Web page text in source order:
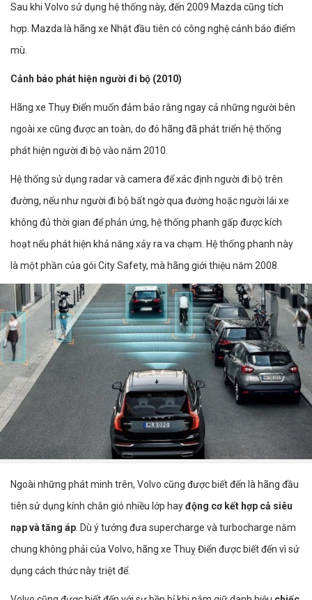
Sau khi Volvo sử dụng hệ thống này, đến 2009 Mazda cũng tích
hợp. Mazda là hãng xe Nhật đầu tiên có công nghệ cảnh báo điểm
mù.
Cảnh báo phát hiện người đi bộ (2010)
Hãng xe Thụy Điển muốn đảm bảo rằng ngay cả những người bên
ngoài xe cũng được an toàn, do đó hãng đã phát triển hệ thống
phát hiện người đi bộ vào năm 2010.
Hệ thống sử dụng radar và camera để xác định người đi bộ trên
đường, nếu như người đi bộ bất ngờ qua đường hoặc người lái xe
không đủ thời gian để phản ứng, hệ thống phanh gấp được kích
hoạt nếu phát hiện khả năng xảy ra va chạm. Hệ thống phanh này
là một phần của gói City Safety, mà hãng giới thiệu năm 2008.
Ngoài những phát minh trên, Volvo cũng được biết đến là hãng đầu
tiên sử dụng kính chắn gió nhiều lớp hayđộng cơ kết hợp cả siêu
nạp và tăng áp . Dù ý tưởng đưa supercharge và turbocharge nằm
chung không phải của Volvo, hãng xe Thuỵ Điển được biết đến vì sử
dụng cách thức này triệt để.